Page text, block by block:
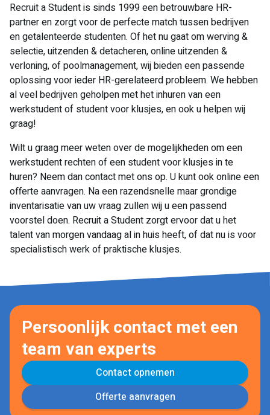
Recruit a Student is sinds 1999 een betrouwbare HR-
partner en zorgt voor de perfecte match tussen bedrijven
en getalenteerde studenten. Of het nu gaat om werving &
selectie, uitzenden & detacheren, online uitzenden &
verloning, of poolmanagement, wij bieden een passende
oplossing voor ieder HR-gerelateerd probleem. We hebben
al veel bedrijven geholpen met het inhuren van een
werkstudent of student voor klusjes, en ook u helpen wij
graag!
Wilt u graag meer weten over de mogelijkheden om een
werkstudent rechten of een student voor klusjes in te
huren? Neem dan contact met ons op. U kunt ook online een
offerte aanvragen. Na een razendsnelle maar grondige
inventarisatie van uw vraag zullen wij u een passend
voorstel doen. Recruit a Student zorgt ervoor dat u het
talent van morgen vandaag al in huis heeft, of dat nu is voor
specialistisch werk of praktische klusjes.
Persoonlijk contact met een
team van experts
Contact opnemen
Offerte aanvragen